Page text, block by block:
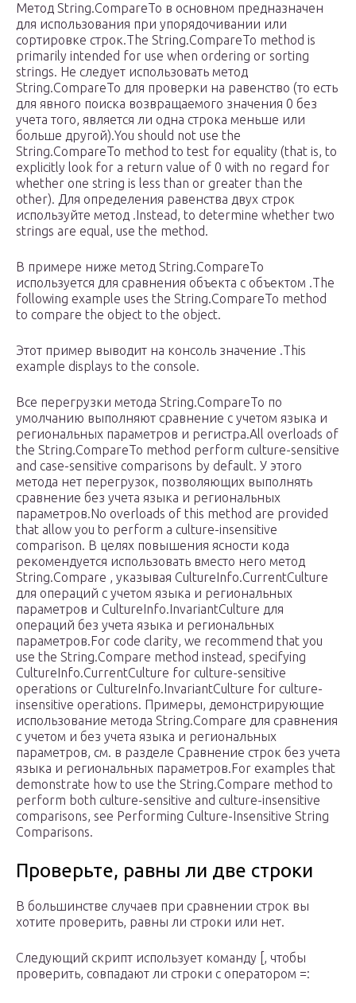
Метод String.CompareTo в основном предназначен
для использования при упорядочивании или
сортировке строк.The String.CompareTo method is
primarily intended for use when ordering or sorting
strings. Не следует использовать метод
String.CompareTo для проверки на равенство (то есть
для явного поиска возвращаемого значения 0 без
учета того, является ли одна строка меньше или
больше другой).You should not use the
String.CompareTo method to test for equality (that is, to
explicitly look for a return value of 0 with no regard for
whether one string is less than or greater than the
other). Для определения равенства двух строк
используйте метод .Instead, to determine whether two
strings are equal, use the method.
В примере ниже метод String.CompareTo
используется для сравнения объекта с объектом .The
following example uses the String.CompareTo method
to compare the object to the object.
Этот пример выводит на консоль значение .This
example displays to the console.
Все перегрузки метода String.CompareTo по
умолчанию выполняют сравнение с учетом языка и
региональных параметров и регистра.All overloads of
the String.CompareTo method perform culture-sensitive
and case-sensitive comparisons by default. У этого
метода нет перегрузок, позволяющих выполнять
сравнение без учета языка и региональных
параметров.No overloads of this method are provided
that allow you to perform a culture-insensitive
comparison. В целях повышения ясности кода
рекомендуется использовать вместо него метод
String.Compare , указывая CultureInfo.CurrentCulture
для операций с учетом языка и региональных
параметров и CultureInfo.InvariantCulture для
операций без учета языка и региональных
параметров.For code clarity, we recommend that you
use the String.Compare method instead, specifying
CultureInfo.CurrentCulture for culture-sensitive
operations or CultureInfo.InvariantCulture for culture-
insensitive operations. Примеры, демонстрирующие
использование метода String.Compare для сравнения
с учетом и без учета языка и региональных
параметров, см. в разделе Сравнение строк без учета
языка и региональных параметров.For examples that
demonstrate how to use the String.Compare method to
perform both culture-sensitive and culture-insensitive
comparisons, see Performing Culture-Insensitive String
Comparisons.
Проверьте, равны ли две строки
В большинстве случаев при сравнении строк вы
хотите проверить, равны ли строки или нет.
Следующий скрипт использует команду [, чтобы
проверить, совпадают ли строки с оператором =: